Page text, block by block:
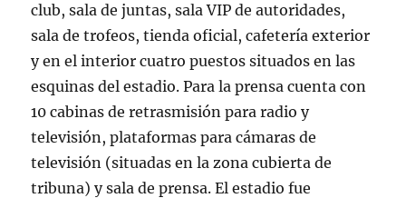
club, sala de juntas, sala VIP de autoridades,
sala de trofeos, tienda oficial, cafetería exterior
y en el interior cuatro puestos situados en las
esquinas del estadio. Para la prensa cuenta con
10 cabinas de retrasmisión para radio y
televisión, plataformas para cámaras de
televisión (situadas en la zona cubierta de
tribuna) y sala de prensa. El estadio fue